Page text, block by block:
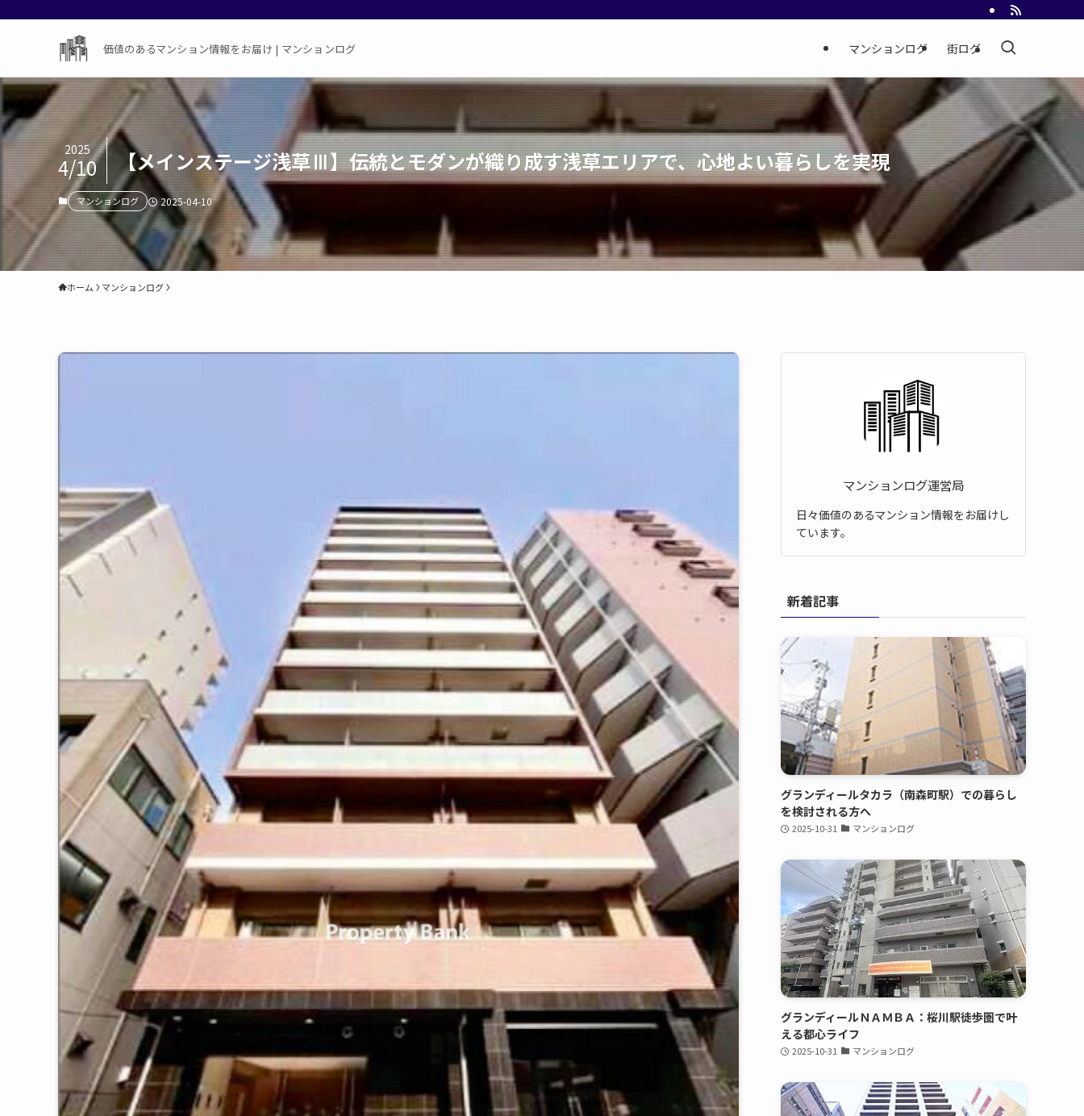
価値のあるマンション情報をお届け | マンションログ マンションログ 街ログ
【メインステージ浅草Ⅲ】伝統とモダンが織り成す浅草エリアで、心地よい暮らしを実現
2025
4/10
マンションログ 2025-04-10
ホーム マンションログ
マンションログ運営局
日々価値のあるマンション情報をお届けし
ています。
新着記事
グランディールタカラ（南森町駅）での暮らし
を検討される方へ
2025-10-31 マンションログ
グランディールＮＡＭＢＡ：桜川駅徒歩圏で叶
える都心ライフ
2025-10-31 マンションログ